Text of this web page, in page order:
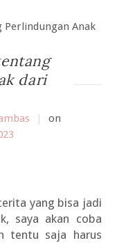
Perlindungan Anak
dari
|
on
yang bisa jadi
saya akan coba
tentu saja harus